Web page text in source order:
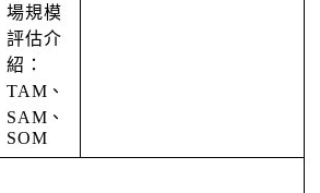
場規模
評估介
紹：
TAM、
SAM、
SOM